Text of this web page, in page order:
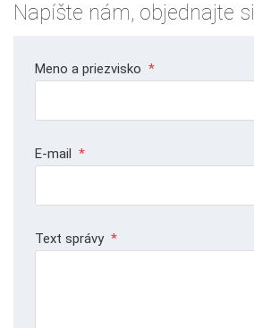
Napíšte nám, objednajte si
Meno a priezvisko *
E-mail *
Text správy *